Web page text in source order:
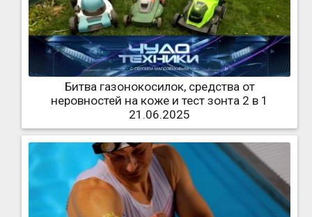
Битва газонокосилок, средства от
неровностей на коже и тест зонта 2 в 1
21.06.2025